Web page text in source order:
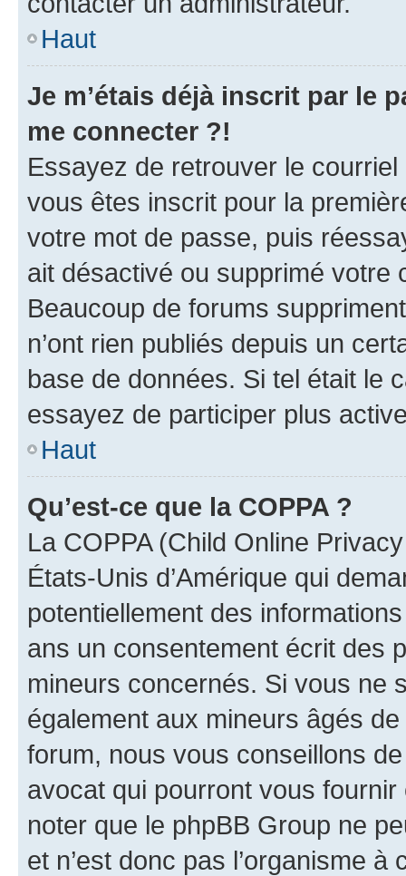
Haut
Je m’étais déjà inscrit par le
me connecter ?!
Essayez de retrouver le
vous êtes inscrit pour la
votre mot de passe, puis
ait désactivé ou supprimé votre
Beaucoup de forums
n’ont rien publiés depuis un
base de données. Si tel était le
essayez de participer plus
Haut
Qu’est-ce que la COPPA ?
La COPPA (Child Online
États-Unis d’Amérique qui
potentiellement des
ans un consentement écrit des
mineurs concernés. Si vous ne
également aux mineurs âgés
forum, nous vous conseillons
avocat qui pourront vous
noter que le phpBB Group ne
et n’est donc pas l’organisme